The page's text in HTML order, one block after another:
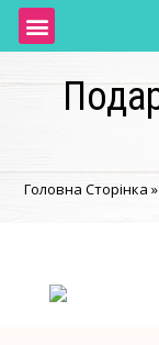
Головна Сторінка